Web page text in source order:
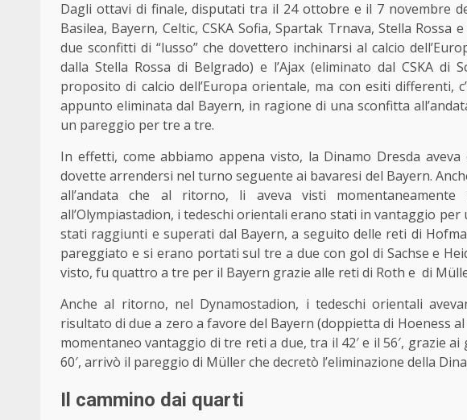
Dagli ottavi di finale, disputati tra il 24 ottobre e il 7 novembre
Basilea, Bayern, Celtic, CSKA Sofia, Spartak Trnava, Stella
due sconfitti di “lusso” che dovettero inchinarsi al calcio
dalla Stella Rossa di Belgrado) e l’Ajax (eliminato dal CSKA di
proposito di calcio dell’Europa orientale, ma con esiti differenti,
appunto eliminata dal Bayern, in ragione di una sconfitta
un pareggio per tre a tre.
In effetti, come abbiamo appena visto, la Dinamo Dresda
dovette arrendersi nel turno seguente ai bavaresi del Bayern.
all’andata che al ritorno, li aveva visti
all’Olympiastadion, i tedeschi orientali erano stati in vantaggio per
stati raggiunti e superati dal Bayern, a seguito delle reti di
pareggiato e si erano portati sul tre a due con gol di Sachse e
visto, fu quattro a tre per il Bayern grazie alle reti di Roth e di
Anche al ritorno, nel Dynamostadion, i tedeschi orientali
risultato di due a zero a favore del Bayern (doppietta di Hoeness
momentaneo vantaggio di tre reti a due, tra il 42′ e il 56′, grazie
60′, arrivò il pareggio di Müller che decretò l’eliminazione della
Il cammino dai quarti